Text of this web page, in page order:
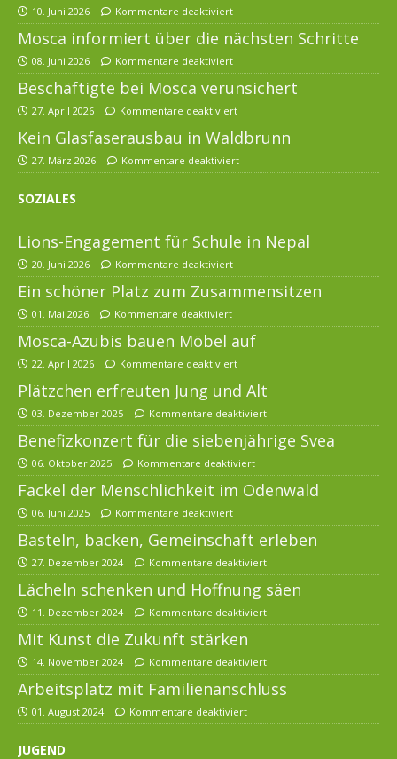
10. Juni 2026 Kommentare deaktiviert
Mosca informiert über die nächsten Schritte
08. Juni 2026 Kommentare deaktiviert
Beschäftigte bei Mosca verunsichert
27. April 2026 Kommentare deaktiviert
Kein Glasfaserausbau in Waldbrunn
27. März 2026 Kommentare deaktiviert
SOZIALES
Lions-Engagement für Schule in Nepal
20. Juni 2026 Kommentare deaktiviert
Ein schöner Platz zum Zusammensitzen
01. Mai 2026 Kommentare deaktiviert
Mosca-Azubis bauen Möbel auf
22. April 2026 Kommentare deaktiviert
Plätzchen erfreuten Jung und Alt
03. Dezember 2025 Kommentare deaktiviert
Benefizkonzert für die siebenjährige Svea
06. Oktober 2025 Kommentare deaktiviert
Fackel der Menschlichkeit im Odenwald
06. Juni 2025 Kommentare deaktiviert
Basteln, backen, Gemeinschaft erleben
27. Dezember 2024 Kommentare deaktiviert
Lächeln schenken und Hoffnung säen
11. Dezember 2024 Kommentare deaktiviert
Mit Kunst die Zukunft stärken
14. November 2024 Kommentare deaktiviert
Arbeitsplatz mit Familienanschluss
01. August 2024 Kommentare deaktiviert
JUGEND